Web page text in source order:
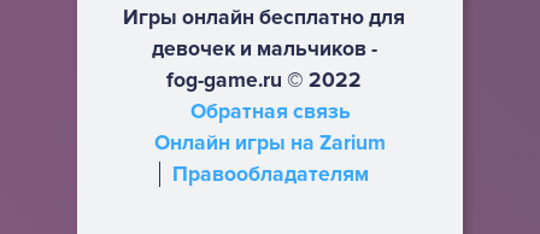
Игры онлайн бесплатно для
девочек и мальчиков -
fog-game.ru © 2022
Обратная связь
Онлайн игры на Zarium
Правообладателям